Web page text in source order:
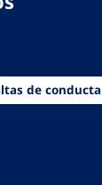
de conducta